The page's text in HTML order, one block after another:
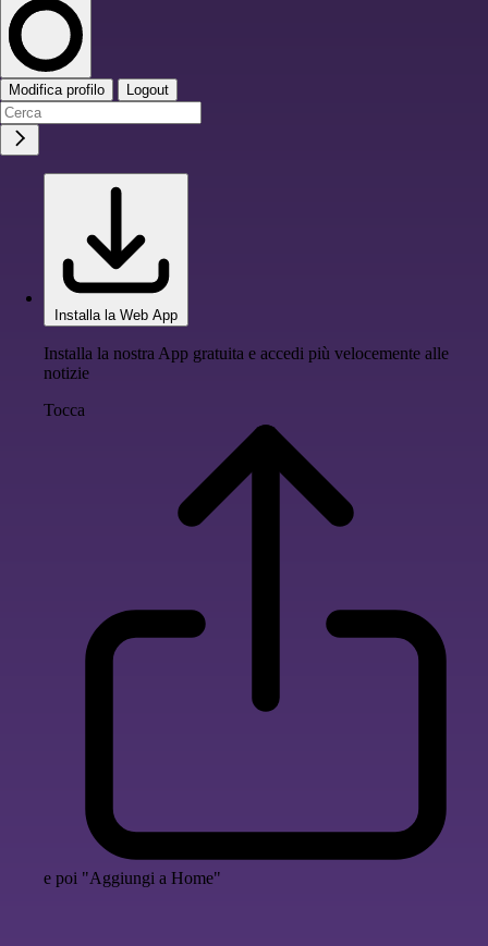
Modifica profilo Logout
Installa la Web App
Installa la nostra App gratuita e accedi più velocemente alle
notizie
Tocca
e poi "Aggiungi a Home"